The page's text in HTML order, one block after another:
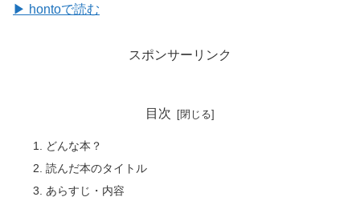
▶ hontoで読む
スポンサーリンク
目次
どんな本？
読んだ本のタイトル
あらすじ・内容